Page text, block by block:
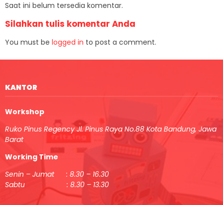
Saat ini belum tersedia komentar.
Silahkan tulis komentar Anda
You must be logged in to post a comment.
KANTOR
Workshop
Ruko Pinus Regency Jl. Pinus Raya No.88 Kota Bandung, Jawa
Barat
Working Time
Senin – Jumat : 8.30 – 16.30
Sabtu : 8.30 – 13.30